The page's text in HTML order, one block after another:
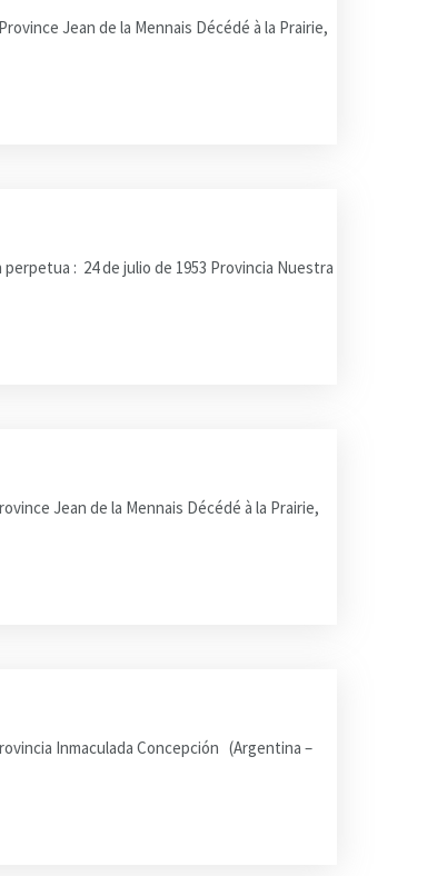
Jean de la Mennais Décédé à la Prairie,
: 24 de julio de 1953 Provincia Nuestra
Jean de la Mennais Décédé à la Prairie,
Inmaculada Concepción (Argentina –